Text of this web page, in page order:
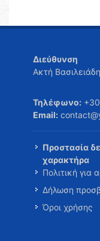
Διεύθυνση
Ακτή
Τηλέφωνο:
Email:
Προστασία
χαρακτήρα
Πολιτική για
Δήλωση
Όροι χρήσης